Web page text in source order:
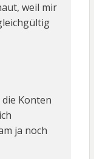
weil mir
Konten
ja noch